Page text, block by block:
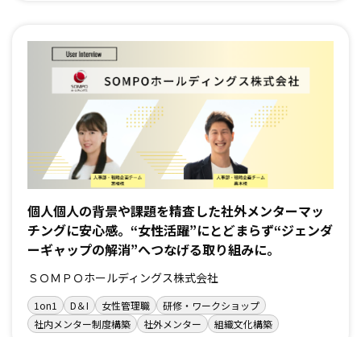
個人個人の背景や課題を精査した社外メンターマッ
チングに安心感。“女性活躍”にとどまらず“ジェンダ
ーギャップの解消”へつなげる取り組みに。
ＳＯＭＰＯホールディングス株式会社
1on1 D＆I 女性管理職
研修・ワークショップ
社内メンター制度構築
社外メンター 組織文化構築